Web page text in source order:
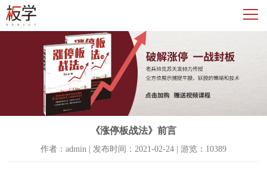
《涨停板战法》前言
作者：admin | 发布时间：2021-02-24 | 游览：10389